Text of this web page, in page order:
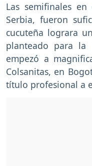
Las semifinales
Serbia, fueron
cucuteña lograra
planteado para la
empezó a
Colsanitas, en
título profesional a